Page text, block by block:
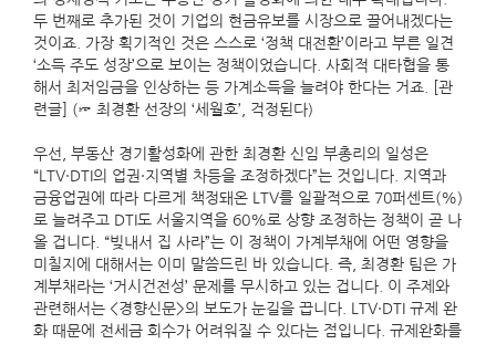
두 번째로 추가된 것이 기업의 현금유보를 시장으로 끌어내겠다는
것이죠. 가장 획기적인 것은 스스로 ‘정책 대전환’이라고 부른 일견
‘소득 주도 성장’으로 보이는 정책이었습니다. 사회적 대타협을 통
해서 최저임금을 인상하는 등 가계소득을 늘려야 한다는 거죠. [관
련글] (☞ 최경환 선장의 ‘세월호’, 걱정된다)
우선, 부동산 경기활성화에 관한 최경환 신임 부총리의 일성은
“LTV·DTI의 업권·지역별 차등을 조정하겠다”는 것입니다. 지역과
금융업권에 따라 다르게 책정돼온 LTV를 일괄적으로 70퍼센트(%)
로 늘려주고 DTI도 서울지역을 60%로 상향 조정하는 정책이 곧 나
올 겁니다. “빚내서 집 사라”는 이 정책이 가계부채에 어떤 영향을
미칠지에 대해서는 이미 말씀드린 바 있습니다. 즉, 최경환 팀은 가
계부채라는 ‘거시건전성’ 문제를 무시하고 있는 겁니다. 이 주제와
관련해서는 <경향신문>의 보도가 눈길을 끕니다. LTV·DTI 규제 완
화 때문에 전세금 회수가 어려워질 수 있다는 점입니다. 규제완화를